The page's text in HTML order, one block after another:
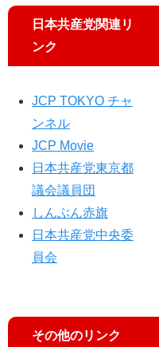
日本共産党関連リ
ンク
JCP TOKYO チャ
ンネル
JCP Movie
日本共産党東京都
議会議員団
しんぶん赤旗
日本共産党中央委
員会
その他のリンク